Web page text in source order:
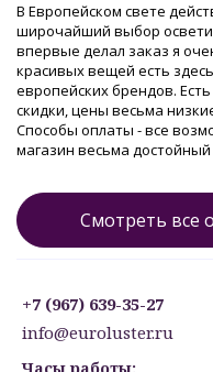
В Европейском свете
широчайший выбор
впервые делал заказ я
красивых вещей есть
европейских брендов.
скидки, цены весьма
Способы оплаты - все
магазин весьма
Смотреть все
+7 (967) 639-35-27
info@euroluster.ru